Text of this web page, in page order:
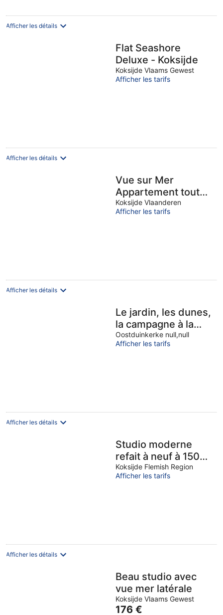
Afficher les détails
Flat Seashore
Deluxe - Koksijde
Koksijde Vlaams Gewest
Afficher les tarifs
Afficher les détails
Vue sur Mer
Appartement tout
confort 2 chambres
Rénové WIFI +
Koksijde Vlaanderen
Afficher les tarifs
Afficher les détails
Le jardin, les dunes,
la campagne à la
mer
Oostduinkerke null,null
Afficher les tarifs
Afficher les détails
Studio moderne
refait à neuf à 150m
de la plage (avec
parking gratuit)
Koksijde Flemish Region
Afficher les tarifs
Afficher les détails
Beau studio avec
vue mer latérale
Koksijde Vlaams Gewest
Le
176 €